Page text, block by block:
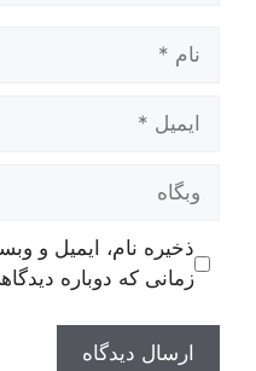
ایمیل
وبگاه
ذخیره نام، ایمیل و
زمانی که دوباره